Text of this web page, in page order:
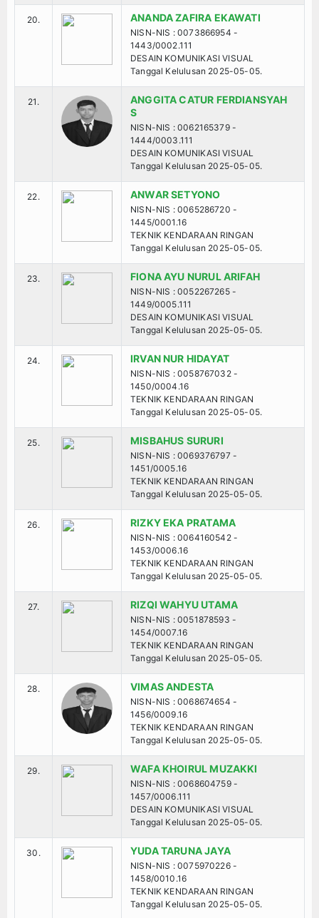
20. ANANDA ZAFIRA EKAWATI
NISN-NIS : 0073866954 -
1443/0002.111
DESAIN KOMUNIKASI VISUAL
Tanggal Kelulusan 2025-05-05.
21.
ANGGITA CATUR FERDIANSYAH
S
NISN-NIS : 0062165379 -
1444/0003.111
DESAIN KOMUNIKASI VISUAL
Tanggal Kelulusan 2025-05-05.
22. ANWAR SETYONO
NISN-NIS : 0065286720 -
1445/0001.16
TEKNIK KENDARAAN RINGAN
Tanggal Kelulusan 2025-05-05.
23. FIONA AYU NURUL ARIFAH
NISN-NIS : 0052267265 -
1449/0005.111
DESAIN KOMUNIKASI VISUAL
Tanggal Kelulusan 2025-05-05.
24. IRVAN NUR HIDAYAT
NISN-NIS : 0058767032 -
1450/0004.16
TEKNIK KENDARAAN RINGAN
Tanggal Kelulusan 2025-05-05.
25. MISBAHUS SURURI
NISN-NIS : 0069376797 -
1451/0005.16
TEKNIK KENDARAAN RINGAN
Tanggal Kelulusan 2025-05-05.
26. RIZKY EKA PRATAMA
NISN-NIS : 0064160542 -
1453/0006.16
TEKNIK KENDARAAN RINGAN
Tanggal Kelulusan 2025-05-05.
27. RIZQI WAHYU UTAMA
NISN-NIS : 0051878593 -
1454/0007.16
TEKNIK KENDARAAN RINGAN
Tanggal Kelulusan 2025-05-05.
28. VIMAS ANDESTA
NISN-NIS : 0068674654 -
1456/0009.16
TEKNIK KENDARAAN RINGAN
Tanggal Kelulusan 2025-05-05.
29. WAFA KHOIRUL MUZAKKI
NISN-NIS : 0068604759 -
1457/0006.111
DESAIN KOMUNIKASI VISUAL
Tanggal Kelulusan 2025-05-05.
30. YUDA TARUNA JAYA
NISN-NIS : 0075970226 -
1458/0010.16
TEKNIK KENDARAAN RINGAN
Tanggal Kelulusan 2025-05-05.